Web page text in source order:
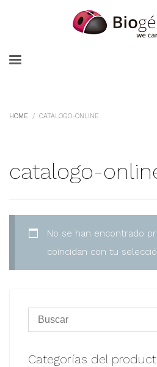
HOME CATALOGO-ONLINE
catalogo-
No se han encontrado
coincidan con tu
Categorías del